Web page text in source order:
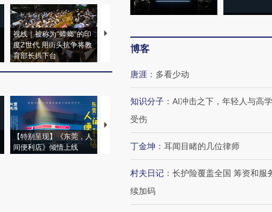
视线｜被称为“蟑螂”的印
度Z世代 用街头抗争将教
育部长拱下台
视线｜“入侵”还是“人道危
机”？难民潮撕裂西班牙
飞地休达
【特别呈现】《东莞，人
间便利店》倾情上线
【推广】走进第四届链博
有意思的生活方式·第三
博客
唐涯 ： 多看少动
知识分子 ： AI冲击之下，年轻人与高
受伤
丁金坤 ： 耳闻目睹的几位律师
村夫日记 ： 长护险覆盖全国 筹资和服
续加码